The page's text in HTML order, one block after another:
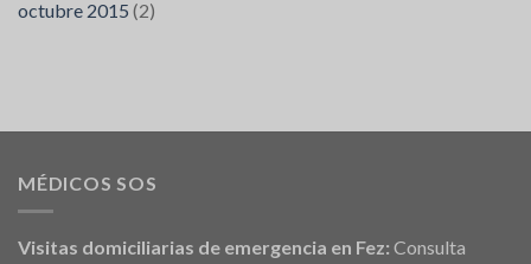
octubre 2015 (2)
MÉDICOS SOS
Visitas domiciliarias de emergencia en Fez: Consulta